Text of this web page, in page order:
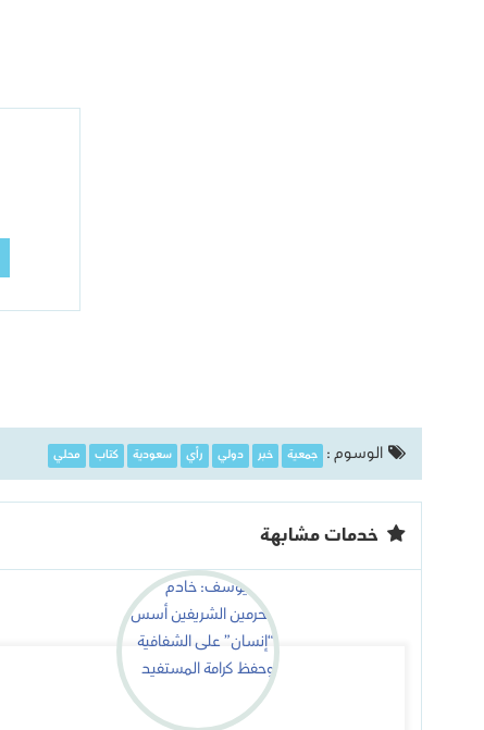
الوسوم : جمعية خبر دولي رأي سعودية كتاب محلي
خدمات مشابهة